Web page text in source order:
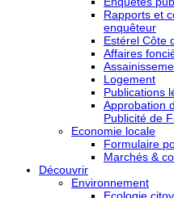
Rapports et
enquêteur
Estérel Côte
Affaires
Logement
Publications
Approbation
Publicité de
Economie locale
Formulaire
Marchés &
Découvrir
Environnement